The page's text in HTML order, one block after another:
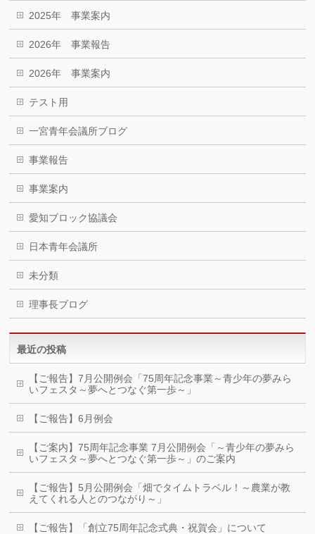
2025年 事業案内
2026年 事業報告
2026年 事業案内
テスト用
一宮青年会議所ブログ
事業報告
事業案内
愛知ブロック協議会
日本青年会議所
未分類
理事長ブログ
最近の投稿
【ご報告】7月公開例会「75周年記念事業～青少年の夢みら
いフェスタ～夢へとつなぐ第一歩～」
【ご報告】6月例会
【ご案内】75周年記念事業 7月公開例会「～青少年の夢みら
いフェスタ～夢へとつなぐ第一歩～」のご案内
【ご報告】5月公開例会「畑でタイムトラベル！～農業が教
えてくれる人とのつながり～」
【ご報告】「創立75周年記念式典・祝賀会」について